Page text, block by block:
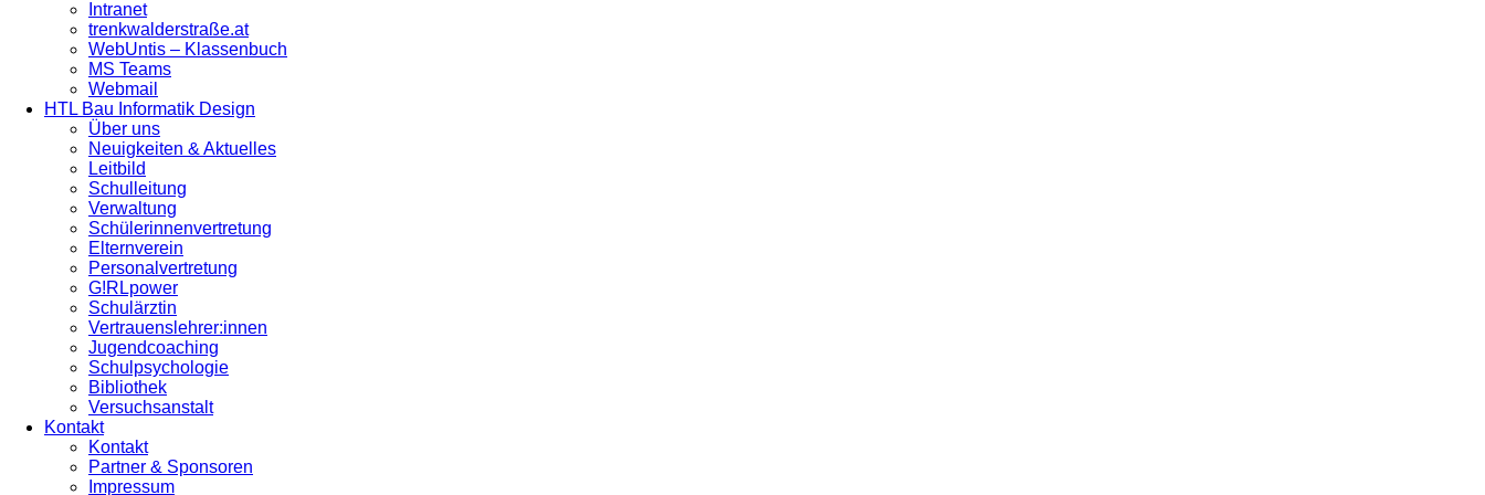
Intranet
trenkwalderstraße.at
WebUntis – Klassenbuch
MS Teams
Webmail
HTL Bau Informatik Design
Über uns
Neuigkeiten & Aktuelles
Leitbild
Schulleitung
Verwaltung
Schülerinnenvertretung
Elternverein
Personalvertretung
G!RLpower
Schulärztin
Vertrauenslehrer:innen
Jugendcoaching
Schulpsychologie
Bibliothek
Versuchsanstalt
Kontakt
Kontakt
Partner & Sponsoren
Impressum